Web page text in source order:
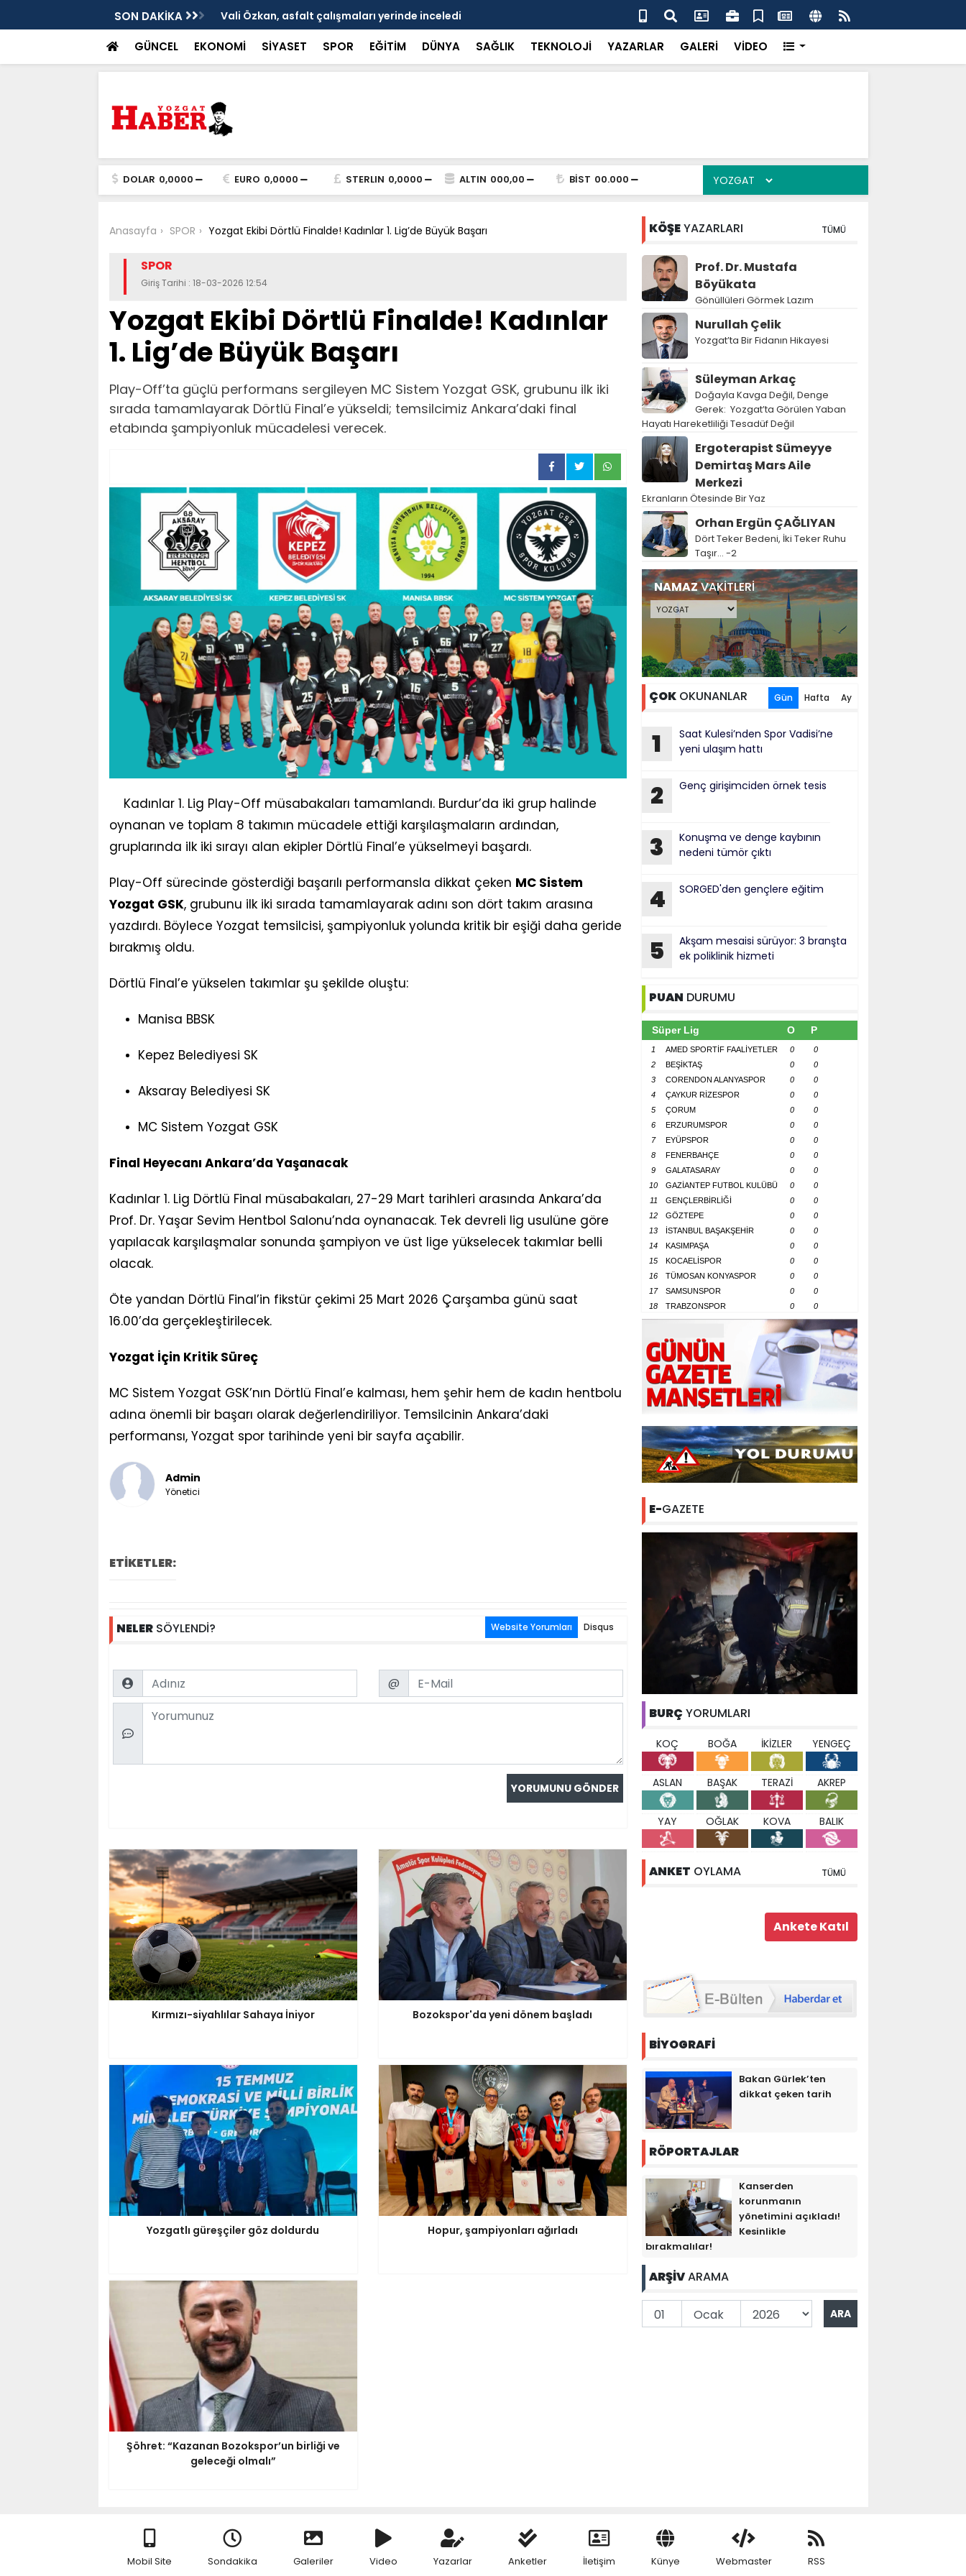
SON DAKİKA Vali Özkan, asfalt çalışmaları yerinde inceledi Bakan Gürlek’ten “Tek Çatı” mesajı
GÜNCEL EKONOMİ SİYASET SPOR EĞİTİM DÜNYA SAĞLIK TEKNOLOJİ YAZARLAR GALERİ VİDEO
DOLAR 0,0000 EURO 0,0000 STERLIN 0,0000 ALTIN 000,00 BİST 00.000
Anasayfa SPOR Yozgat Ekibi Dörtlü Finalde! Kadınlar 1. Lig’de Büyük Başarı
SPOR
Giriş Tarihi : 18-03-2026 12:54
Yozgat Ekibi Dörtlü Finalde! Kadınlar
1. Lig’de Büyük Başarı
Play-Off’ta güçlü performans sergileyen MC Sistem Yozgat GSK, grubunu ilk iki
sırada tamamlayarak Dörtlü Final’e yükseldi; temsilcimiz Ankara’daki final
etabında şampiyonluk mücadelesi verecek.
Kadınlar 1. Lig Play-Off müsabakaları tamamlandı. Burdur’da iki grup halinde
oynanan ve toplam 8 takımın mücadele ettiği karşılaşmaların ardından,
gruplarında ilk iki sırayı alan ekipler Dörtlü Final’e yükselmeyi başardı.
Play-Off sürecinde gösterdiği başarılı performansla dikkat çeken MC Sistem
Yozgat GSK, grubunu ilk iki sırada tamamlayarak adını son dört takım arasına
yazdırdı. Böylece Yozgat temsilcisi, şampiyonluk yolunda kritik bir eşiği daha geride
bırakmış oldu.
Dörtlü Final’e yükselen takımlar şu şekilde oluştu:
Manisa BBSK
Kepez Belediyesi SK
Aksaray Belediyesi SK
MC Sistem Yozgat GSK
Final Heyecanı Ankara’da Yaşanacak
Kadınlar 1. Lig Dörtlü Final müsabakaları, 27-29 Mart tarihleri arasında Ankara’da
Prof. Dr. Yaşar Sevim Hentbol Salonu’nda oynanacak. Tek devreli lig usulüne göre
yapılacak karşılaşmalar sonunda şampiyon ve üst lige yükselecek takımlar belli
olacak.
Öte yandan Dörtlü Final’in fikstür çekimi 25 Mart 2026 Çarşamba günü saat
16.00’da gerçekleştirilecek.
Yozgat İçin Kritik Süreç
MC Sistem Yozgat GSK’nın Dörtlü Final’e kalması, hem şehir hem de kadın hentbolu
adına önemli bir başarı olarak değerlendiriliyor. Temsilcinin Ankara’daki
performansı, Yozgat spor tarihinde yeni bir sayfa açabilir.
Admin
Yönetici
ETİKETLER:
NELERSÖYLENDİ? Website Yorumları Disqus
Name Email
@
Comment
Kırmızı-siyahlılar Sahaya İniyor Bozokspor'da yeni dönem başladı
Yozgatlı güreşçiler göz doldurdu Hopur, şampiyonları ağırladı
Şöhret: “Kazanan Bozokspor’un birliği ve
geleceği olmalı”
KÖŞEYAZARLARI TÜMÜ
Prof. Dr. Mustafa
Böyükata
Gönüllüleri Görmek Lazım
Nurullah Çelik
Yozgat’ta Bir Fidanın Hikayesi
Süleyman Arkaç
Doğayla Kavga Değil, Denge
Gerek: Yozgat’ta Görülen Yaban
Hayatı Hareketliliği Tesadüf Değil
Ergoterapist Sümeyye
Demirtaş Mars Aile
Merkezi
Ekranların Ötesinde Bir Yaz
Orhan Ergün ÇAĞLIYAN
Dört Teker Bedeni, İki Teker Ruhu
Taşır… -2
NAMAZVAKİTLERİ
ÇOKOKUNANLAR Gün Hafta Ay
1
Saat Kulesi’nden Spor Vadisi’ne
yeni ulaşım hattı
2 Genç girişimciden örnek tesis
3
Konuşma ve denge kaybının
nedeni tümör çıktı
4 SORGED'den gençlere eğitim
5
Akşam mesaisi sürüyor: 3 branşta
ek poliklinik hizmeti
PUAN DURUMU
Süper Lig O P
1 AMED SPORTİF FAALİYETLER 0
0
2
BEŞİKTAŞ 0
0
3
CORENDON ALANYASPOR 0
0
4
ÇAYKUR RİZESPOR 0
0
5
ÇORUM 0
0
6
ERZURUMSPOR 0
0
7
EYÜPSPOR 0
0
8
FENERBAHÇE 0
0
9
GALATASARAY 0
0
10
GAZİANTEP FUTBOL KULÜBÜ 0
0
11
GENÇLERBİRLİĞİ 0
0
12
GÖZTEPE 0
0
13
İSTANBUL BAŞAKŞEHİR 0
0
14
KASIMPAŞA 0
0
15
KOCAELİSPOR 0
0
16
TÜMOSAN KONYASPOR 0
0
17
SAMSUNSPOR 0
0
18
TRABZONSPOR 0 0
E-GAZETE
BURÇ YORUMLARI
KOÇ BOĞA İKİZLER YENGEÇ
ASLAN BAŞAK TERAZİ AKREP
YAY OĞLAK KOVA BALIK
ANKET OYLAMA TÜMÜ
BİYOGRAFİ
Bakan Gürlek’ten
dikkat çeken tarih
RÖPORTAJLAR
Kanserden
korunmanın
yönetimini açıkladı!
Kesinlikle
bırakmalılar!
ARŞİVARAMA
Mobil Site Sondakika Galeriler Video Yazarlar Anketler İletişim Künye Webmaster RSS